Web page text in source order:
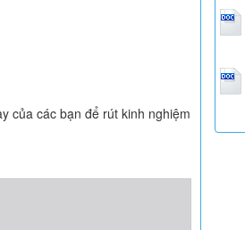
của các bạn để rút kinh nghiệm